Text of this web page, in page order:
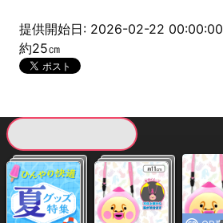
提供開始日: 2026-02-22 00:00:00
約25㎝